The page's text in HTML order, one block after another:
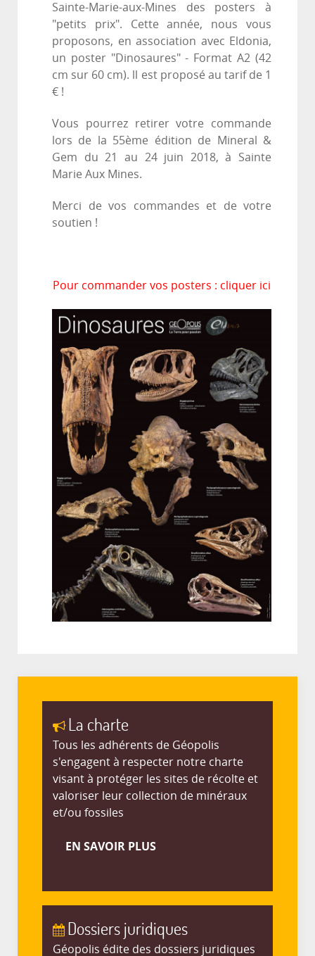
Sainte-Marie-aux-Mines des posters à
"petits prix". Cette année, nous vous
proposons, en association avec Eldonia,
un poster "Dinosaures" - Format A2 (42
cm sur 60 cm). ll est proposé au tarif de 1
€ !
Vous pourrez retirer votre commande
lors de la 55ème édition de Mineral &
Gem du 21 au 24 juin 2018, à Sainte
Marie Aux Mines.
Merci de vos commandes et de votre
soutien !
Pour commander vos posters : cliquer ici
La charte
Tous les adhérents de Géopolis
s'engagent à respecter notre charte
visant à protéger les sites de récolte et
valoriser leur collection de minéraux
et/ou fossiles
EN SAVOIR PLUS
Dossiers juridiques
Géopolis édite des dossiers juridiques